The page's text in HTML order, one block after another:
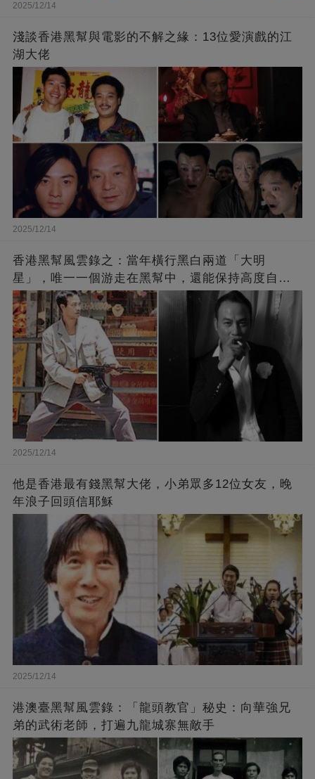
2025/12/14
淺談香港黑幫與電影的不解之緣：13位愛演戲的江
湖大佬
2025/12/14
香港黑幫風雲錄之：當年橫行黑白兩道「大明
星」，唯一一個游走在黑幫中，還能保持高度自由
的藝人
2025/12/14
他是香港最有錢黑幫大佬，小弟眾多12位女友，晚
年浪子回頭信耶穌
2025/12/14
港澳臺黑幫風雲錄：「龍頭教官」秘史：向華強兄
弟的武術老師，打遍九龍城寨無敵手